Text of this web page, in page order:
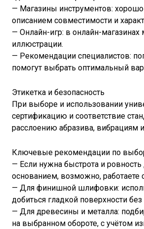
— Магазины инструментов:
описанием совместимости и
— Онлайн-игр: в онлайн-
иллюстрации.
— Рекомендации специалистов:
помогут выбрать оптимальный
Этикетка и безопасность
При выборе и использовании
сертификацию и соответствие
расслоению абразива, вибрациям
Ключевые рекомендации по
— Если нужна быстрота и
основанием, возможно, работаете
— Для финишной шлифовки:
добиться гладкой поверхности
— Для древесины и металла:
на выбранном обороте, с учётом